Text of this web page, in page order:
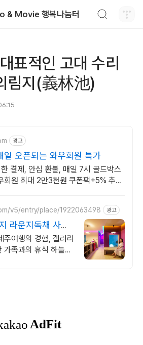
& Movie 행복나눔터
표적인 고대 수리
림지(義林池)
광고
일 오픈되는 와우회원 특가
결제, 안심 환불, 매일 7시 골드박스
회원 최대 2만3천원 쿠폰팩+5% 추가
v5/entry/place/1922063498 광고
라운지독채 사진
뷰
여행의 경험, 갤러리
족과의 휴식 하늘보